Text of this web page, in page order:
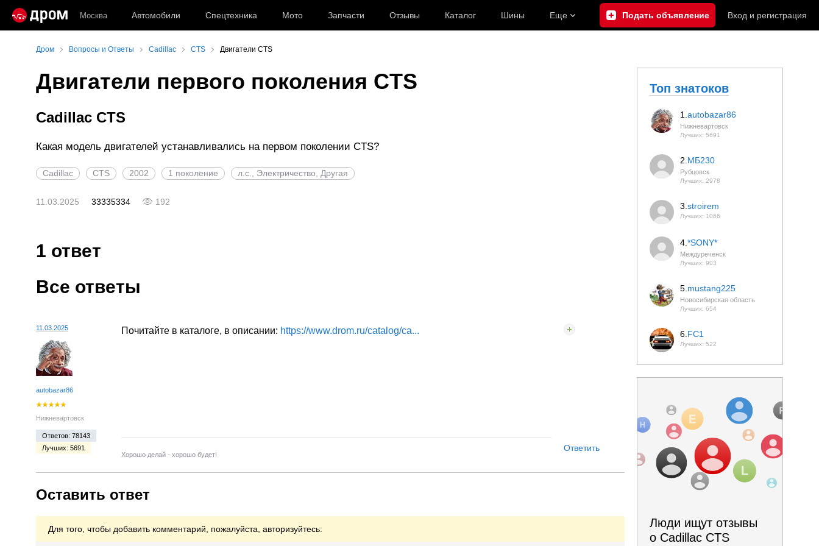
Москва Автомобили Спецтехника Мото Запчасти Отзывы Каталог Шины Еще Подать объявление Вход и регистрация
Дром Вопросы и Ответы Cadillac CTS Двигатели CTS
Двигатели первого поколения CTS
Cadillac CTS
Какая модель двигателей устанавливались на первом поколении CTS?
Cadillac CTS 2002 1 поколение л.с., Электричество, Другая
11.03.2025 33335334 192
1 ответ
Все ответы
11.03.2025
autobazar86
Нижневартовск
Ответов: 78143
Лучших: 5691
Почитайте в каталоге, в описании: https://www.drom.ru/catalog/ca...
Хорошо делай - хорошо будет!
Ответить
Оставить ответ
Для того, чтобы добавить комментарий, пожалуйста, авторизуйтесь:
Топ знатоков
1. autobazar86
Нижневартовск
Лучших: 5691
2. МБ230
Рубцовск
Лучших: 2978
3. stroirem
Лучших: 1066
4. *SONY*
Междуреченск
Лучших: 903
5. mustang225
Новосибирская область
Лучших: 654
6. FC1
Лучших: 522
Люди ищут отзывы
о Cadillac CTS